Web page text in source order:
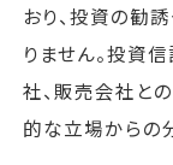
おり、投資の勧
りません。投資
社、販売会社と
的な立場からの